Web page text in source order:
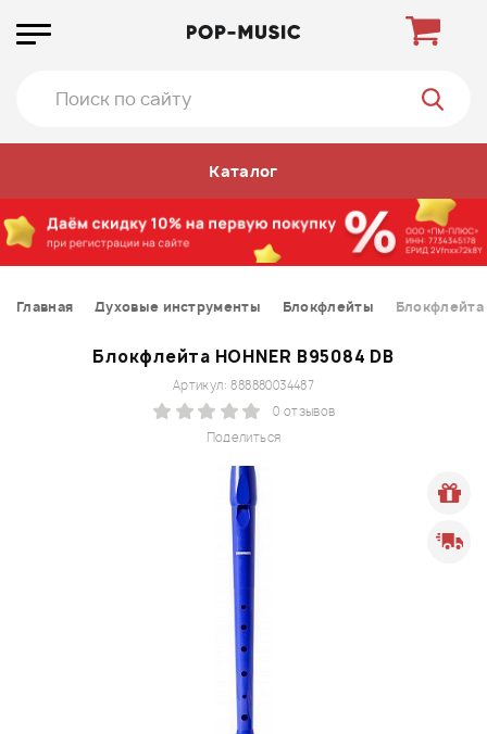
Каталог
Главная Духовые инструменты Блокфлейты Блокфлейта
Блокфлейта HOHNER B95084 DB
Поделиться
Артикул: 888880034487
0 отзывов